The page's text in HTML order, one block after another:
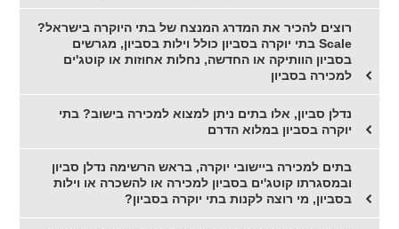
רוצים להכיר את המדרג המנצח של בתי היוקרה בישראל?
Scale בתי יוקרה בסביון כולל וילות בסביון, מגרשים
בסביון הוותיקה או החדשה, נחלות אחוזות או קוטג'ים
למכירה בסביון
נדלן סביון, אלו בתים ניתן למצוא למכירה בישוב? בתי
יוקרה בסביון במלוא הדרם
בתים למכירה ביישובי יוקרה, בראש הרשימה נדלן סביון
ובמסגרתו קוטג'ים בסביון למכירה או להשכרה או וילות
בסביון, מי רוצה לקנות בתי יוקרה בסביון?